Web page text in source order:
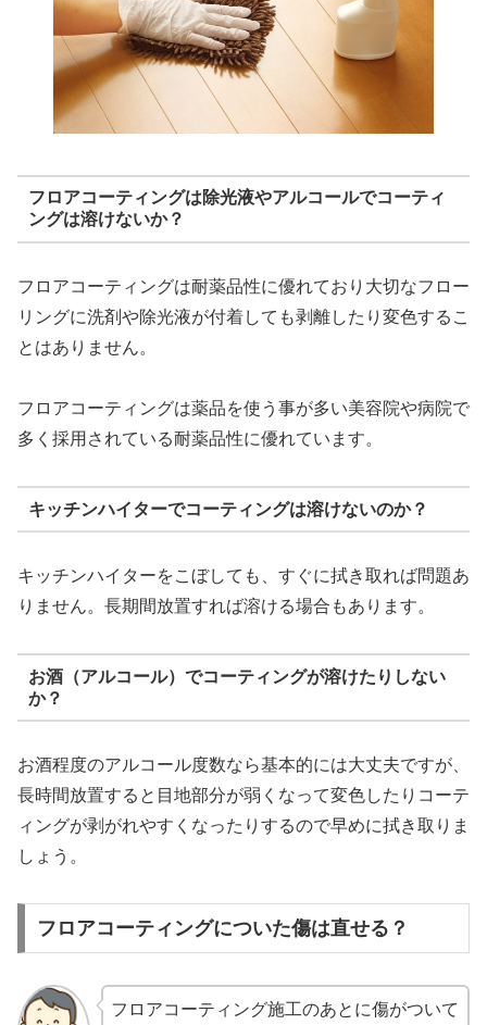
フロアコーティングは除光液やアルコールでコーティ
ングは溶けないか？
フロアコーティングは耐薬品性に優れており大切なフロー
リングに洗剤や除光液が付着しても剥離したり変色するこ
とはありません。
フロアコーティングは薬品を使う事が多い美容院や病院で
多く採用されている耐薬品性に優れています。
キッチンハイターでコーティングは溶けないのか？
キッチンハイターをこぼしても、すぐに拭き取れば問題あ
りません。長期間放置すれば溶ける場合もあります。
お酒（アルコール）でコーティングが溶けたりしない
か？
お酒程度のアルコール度数なら基本的には大丈夫ですが、
長時間放置すると目地部分が弱くなって変色したりコーテ
ィングが剥がれやすくなったりするので早めに拭き取りま
しょう。
フロアコーティングについた傷は直せる？
フロアコーティング施工のあとに傷がついて